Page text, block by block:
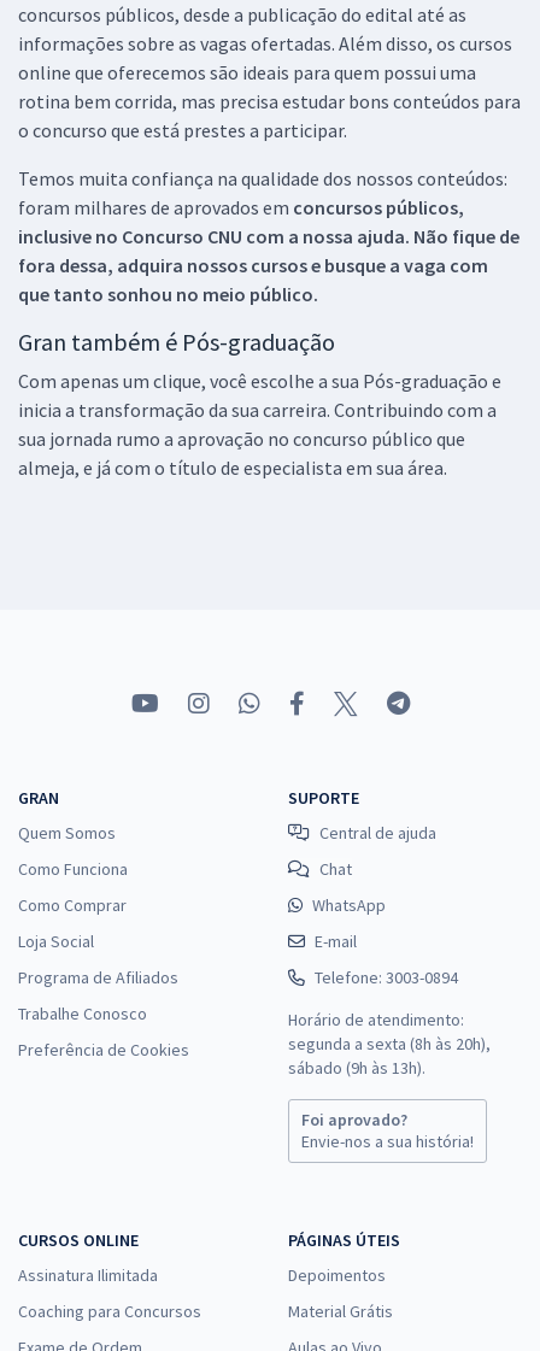
concursos públicos, desde a publicação do edital até as
informações sobre as vagas ofertadas. Além disso, os cursos
online que oferecemos são ideais para quem possui uma
rotina bem corrida, mas precisa estudar bons conteúdos para
o concurso que está prestes a participar.
Temos muita confiança na qualidade dos nossos conteúdos:
foram milhares de aprovados em concursos públicos,
inclusive no Concurso CNU com a nossa ajuda. Não fique de
fora dessa, adquira nossos cursos e busque a vaga com
que tanto sonhou no meio público.
Gran também é Pós-graduação
Com apenas um clique, você escolhe a sua Pós-graduação e
inicia a transformação da sua carreira. Contribuindo com a
sua jornada rumo a aprovação no concurso público que
almeja, e já com o título de especialista em sua área.
GRAN
Quem Somos
Como Funciona
Como Comprar
Loja Social
Programa de Afiliados
Trabalhe Conosco
Preferência de Cookies
SUPORTE
Central de ajuda
Chat
WhatsApp
E-mail
Telefone: 3003-0894
Horário de atendimento:
segunda a sexta (8h às 20h),
sábado (9h às 13h).
Foi aprovado?
Envie-nos a sua história!
CURSOS ONLINE
Assinatura Ilimitada
Coaching para Concursos
PÁGINAS ÚTEIS
Depoimentos
Material Grátis